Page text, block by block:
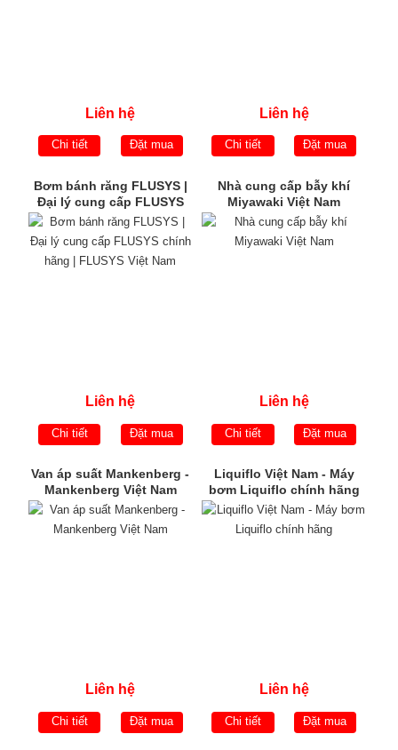
Liên hệ
Chi tiết Đặt mua
Liên hệ
Chi tiết Đặt mua
Bơm bánh răng FLUSYS |
Đại lý cung cấp FLUSYS
chính hãng | FLUSYS Việt
Nam
Liên hệ
Chi tiết Đặt mua
Nhà cung cấp bẫy khí
Miyawaki Việt Nam
Liên hệ
Chi tiết Đặt mua
Van áp suất Mankenberg -
Mankenberg Việt Nam
Liên hệ
Chi tiết Đặt mua
Liquiflo Việt Nam - Máy
bơm Liquiflo chính hãng
Liên hệ
Chi tiết Đặt mua